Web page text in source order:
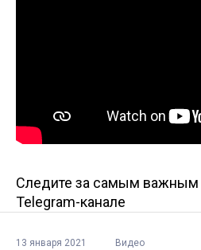
Следите за самым важным
Telegram-канале
13 января 2021 Видео